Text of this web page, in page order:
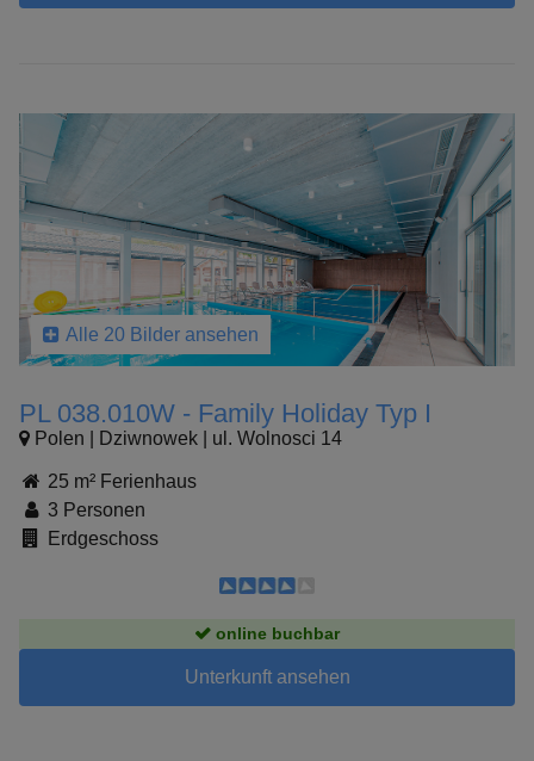
Alle 20 Bilder ansehen
PL 038.010W - Family Holiday Typ I
Polen | Dziwnowek | ul. Wolnosci 14
25 m² Ferienhaus
3 Personen
Erdgeschoss
online buchbar
Unterkunft ansehen